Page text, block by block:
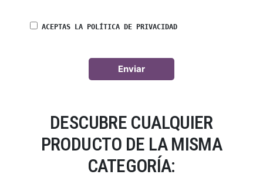
ACEPTAS LA POLÍTICA DE PRIVACIDAD
DESCUBRE CUALQUIER
PRODUCTO DE LA MISMA
CATEGORÍA: